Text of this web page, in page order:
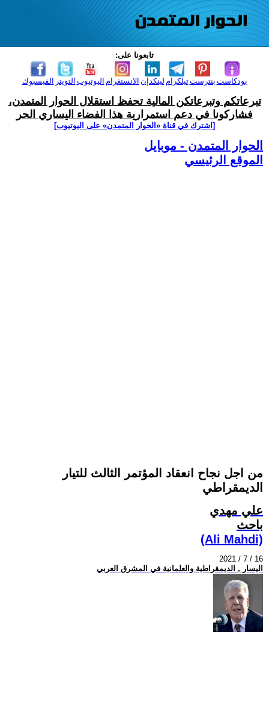
تابعونا على:
الفيسبوك التويتر اليوتيوب الانستغرام لينكدإن تيلكرامبنترست بودكاست
تبرعاتكم وتبرعاتكن المالية تحفظ استقلال الحوار المتمدن،
فشاركونا في دعم استمرارية هذا الفضاء اليساري الحر
[اشترك في قناة ‫«الحوار المتمدن» على اليوتيوب]
الحوار المتمدن - موبايل
الموقع الرئيسي
من اجل نجاح انعقاد المؤتمر الثالث للتيار
الديمقراطي
علي مهدي
باحث
(Ali Mahdi)
2021 / 7 / 16
اليسار , الديمقراطية والعلمانية في المشرق العربي